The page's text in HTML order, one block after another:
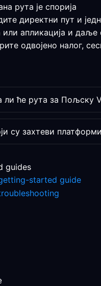
рута је спорија
директни пут и
или апликација и
одвојено налог,
ли ће рута за Пољску
су захтеви
guides
started guide